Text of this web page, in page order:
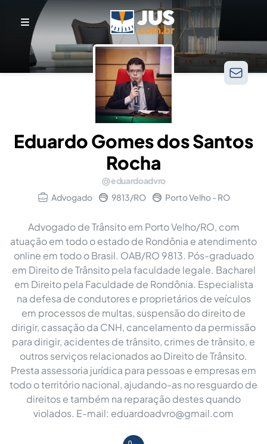
Eduardo Gomes dos Santos
Rocha
eduardoadvro
Advogado
9813/RO Porto Velho - RO
Advogado de Trânsito em Porto Velho/RO, com
atuação em todo o estado de Rondônia e atendimento
online em todo o Brasil. OAB/RO 9813. Pós-graduado
em Direito de Trânsito pela faculdade legale. Bacharel
em Direito pela Faculdade de Rondônia. Especialista
na defesa de condutores e proprietários de veículos
em processos de multas, suspensão do direito de
dirigir, cassação da CNH, cancelamento da permissão
para dirigir, acidentes de trânsito, crimes de trânsito, e
outros serviços relacionados ao Direito de Trânsito.
Presta assessoria jurídica para pessoas e empresas em
todo o território nacional, ajudando-as no resguardo de
direitos e também na reparação destes quando
violados. E-mail: eduardoadvro@gmail.com